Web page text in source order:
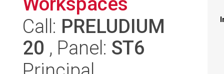
Call: PRELUDIUM
20 , Panel: ST6